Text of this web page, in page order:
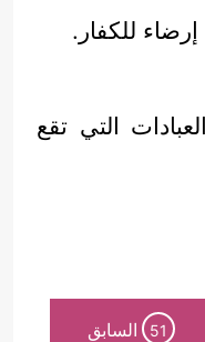
للكفار.
التي تقع
51 السابق